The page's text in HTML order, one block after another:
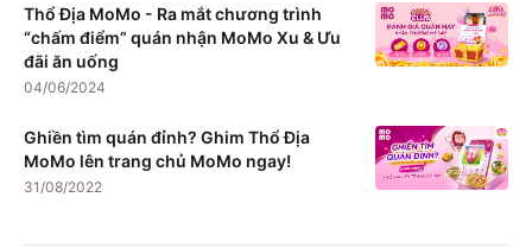
Thổ Địa MoMo - Ra mắt chương trình
“chấm điểm” quán nhận MoMo Xu & Ưu
đãi ăn uống
04/06/2024
Ghiền tìm quán đỉnh? Ghim Thổ Địa
MoMo lên trang chủ MoMo ngay!
31/08/2022